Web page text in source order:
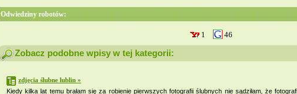
Odwiedziny robotów:
1 46
Zobacz podobne wpisy w tej kategorii:
zdjęcia ślubne lublin »
Kiedy kilka lat temu brałam się za robienie pierwszych fotografii ślubnych nie sądziłam, że